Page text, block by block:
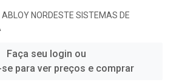
NORDESTE SISTEMAS DE
Faça seu login ou
para ver preços e comprar